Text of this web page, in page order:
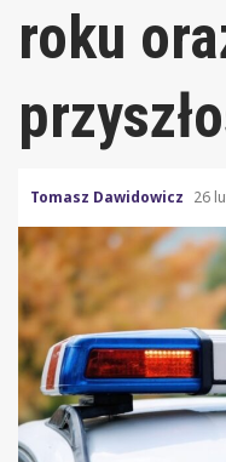
roku
Tomasz Dawidowicz 26